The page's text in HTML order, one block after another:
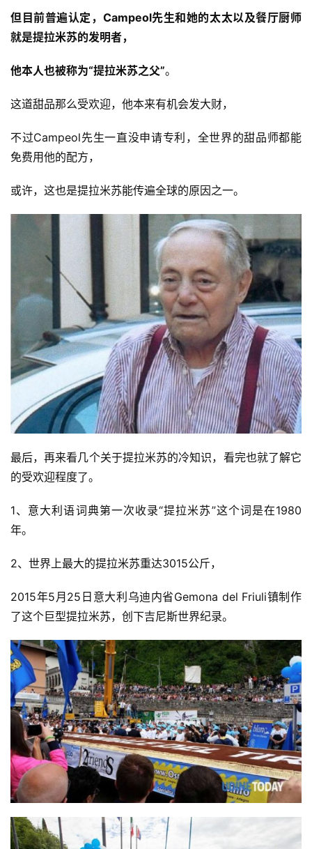
稿
每
日
好
诗
但目前普遍认定，Campeol先生和她的太太以及餐厅厨师
就是提拉米苏的发明者，
他本人也被称为“提拉米苏之父”。
这道甜品那么受欢迎，他本来有机会发大财，
不过Campeol先生一直没申请专利，全世界的甜品师都能
免费用他的配方，
或许，这也是提拉米苏能传遍全球的原因之一。
最后，再来看几个关于提拉米苏的冷知识，看完也就了解它
的受欢迎程度了。
1、意大利语词典第一次收录“提拉米苏”这个词是在1980
年。
2、世界上最大的提拉米苏重达3015公斤，
2015年5月25日意大利乌迪内省Gemona del Friuli镇制作
了这个巨型提拉米苏，创下吉尼斯世界纪录。